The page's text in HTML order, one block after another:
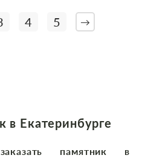
4 5 →
в Екатеринбурге
заказать памятник в